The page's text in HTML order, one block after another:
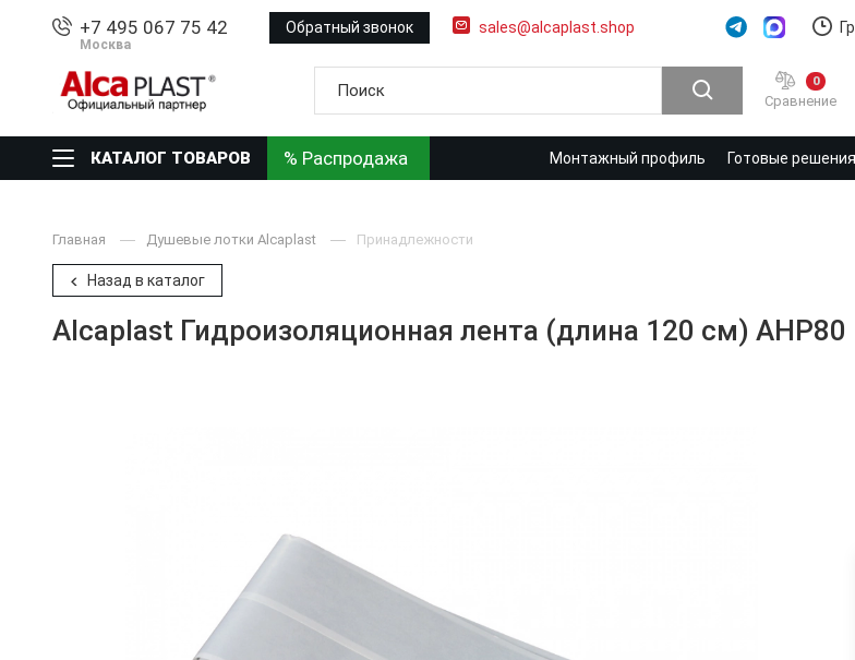
+7 495 067 75 42
Москва
Обратный звонок sales@alcaplast.shop
0
Сравнение
КАТАЛОГ ТОВАРОВ % Распродажа Монтажный профиль Готовые решения
Главная Душевые лотки Alcaplast Принадлежности
Назад в каталог
Alcaplast Гидроизоляционная лента (длина 120 cм) AHP80